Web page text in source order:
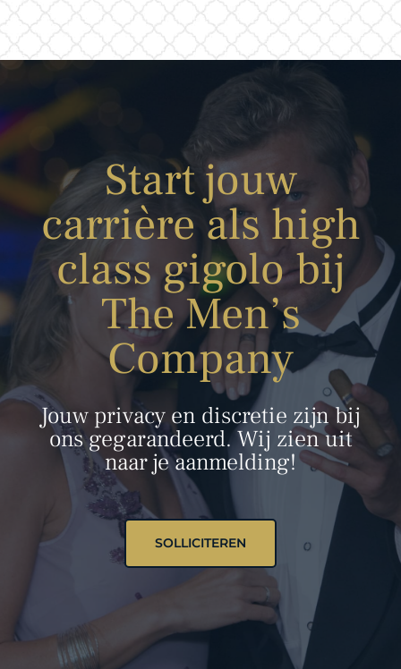
Start jouw
carrière als high
class gigolo bij
The Men’s
Company
Jouw privacy en discretie zijn bij
ons gegarandeerd. Wij zien uit
naar je aanmelding!
SOLLICITEREN